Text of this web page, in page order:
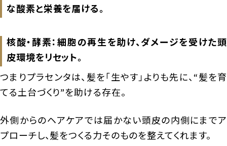
な酸素と栄養を届ける。
核酸・酵素：細胞の再生を助け、ダメージを受けた頭
皮環境をリセット。
つまりプラセンタは、髪を「生やす」よりも先に、“髪を育
てる土台づくり”を助ける存在。
外側からのヘアケアでは届かない頭皮の内側にまでア
プローチし、髪をつくる力そのものを整えてくれます。